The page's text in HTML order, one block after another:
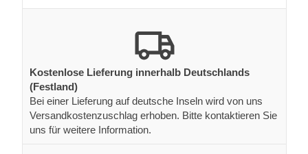
Kostenlose Lieferung innerhalb Deutschlands
(Festland)
Bei einer Lieferung auf deutsche Inseln wird von uns
Versandkostenzuschlag erhoben. Bitte kontaktieren Sie
uns für weitere Information.